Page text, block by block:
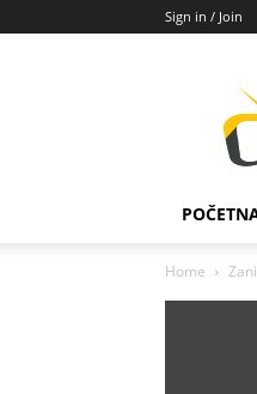
Sign in / Join
Home